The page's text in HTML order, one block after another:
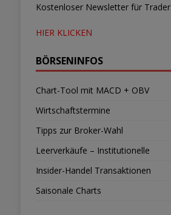
Kostenloser Newsletter für Trader
HIER KLICKEN
BÖRSENINFOS
Chart-Tool mit MACD + OBV
Wirtschaftstermine
Tipps zur Broker-Wahl
Leerverkäufe – Institutionelle
Insider-Handel Transaktionen
Saisonale Charts